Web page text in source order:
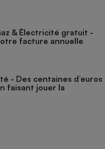
& Électricité gratuit -
facture annuelle
- Des centaines d’euros
faisant jouer la